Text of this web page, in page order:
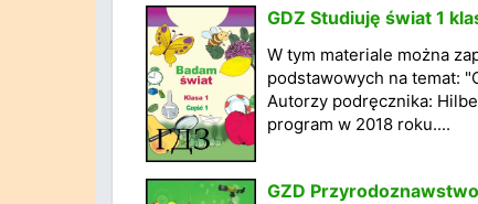
GDZ Studiuję świat 1
W tym materiale można
podstawowych na temat:
Autorzy podręcznika:
program w 2018 roku....
GZD